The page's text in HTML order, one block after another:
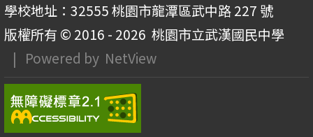
學校地址：32555 桃園市龍潭區武中路 227 號
版權所有 © 2016 - 2026 桃園市立武漢國民中學
| Powered by NetView